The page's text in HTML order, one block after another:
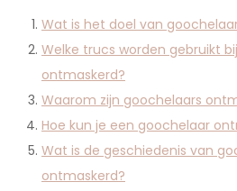
Wat is het doel van
Welke trucs worden gebruikt
ontmaskerd?
Waarom zijn goochelaars
Hoe kun je een goochelaar
Wat is de geschiedenis van
ontmaskerd?